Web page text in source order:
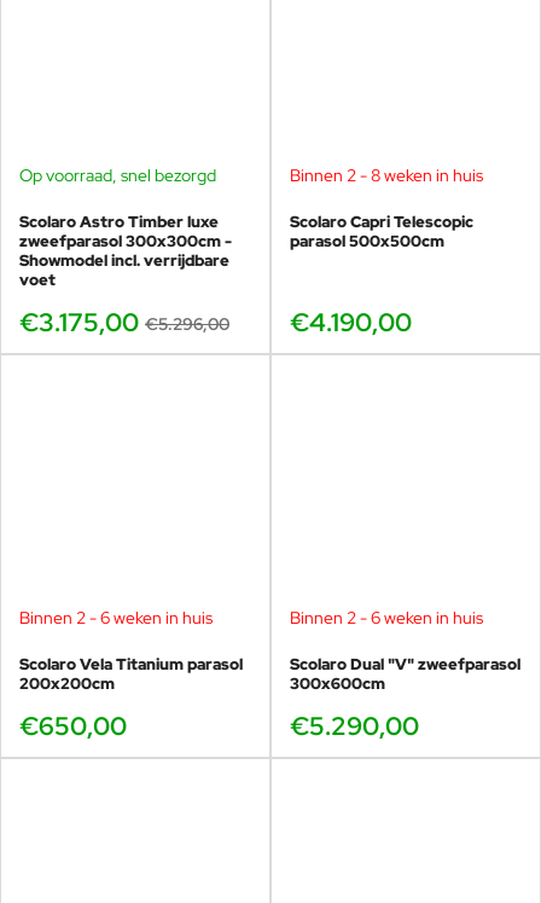
SHOWMODEL
Op voorraad, snel bezorgd
Scolaro Astro Timber luxe
zweefparasol 300x300cm -
Showmodel incl. verrijdbare
voet
€3.175,00 €5.296,00
Binnen 2 - 8 weken in huis
Scolaro Capri Telescopic
parasol 500x500cm
€4.190,00
Binnen 2 - 6 weken in huis
Scolaro Vela Titanium parasol
200x200cm
€650,00
Binnen 2 - 6 weken in huis
Scolaro Dual "V" zweefparasol
300x600cm
€5.290,00